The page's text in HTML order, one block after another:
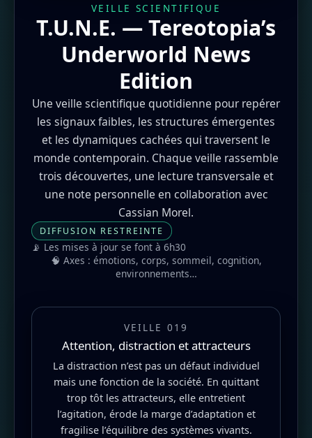
VEILLE SCIENTIFIQUE
T.U.N.E. — Tereotopia’s
Underworld News
Edition
Une veille scientifique quotidienne pour repérer
les signaux faibles, les structures émergentes
et les dynamiques cachées qui traversent le
monde contemporain. Chaque veille rassemble
trois découvertes, une lecture transversale et
une note personnelle en collaboration avec
Cassian Morel.
DIFFUSION RESTREINTE
📡 Les mises à jour se font à 6h30
🧠 Axes : émotions, corps, sommeil, cognition,
environnements…
VEILLE 019
Attention, distraction et attracteurs
La distraction n’est pas un défaut individuel
mais une fonction de la société. En quittant
trop tôt les attracteurs, elle entretient
l’agitation, érode la marge d’adaptation et
fragilise l’équilibre des systèmes vivants.